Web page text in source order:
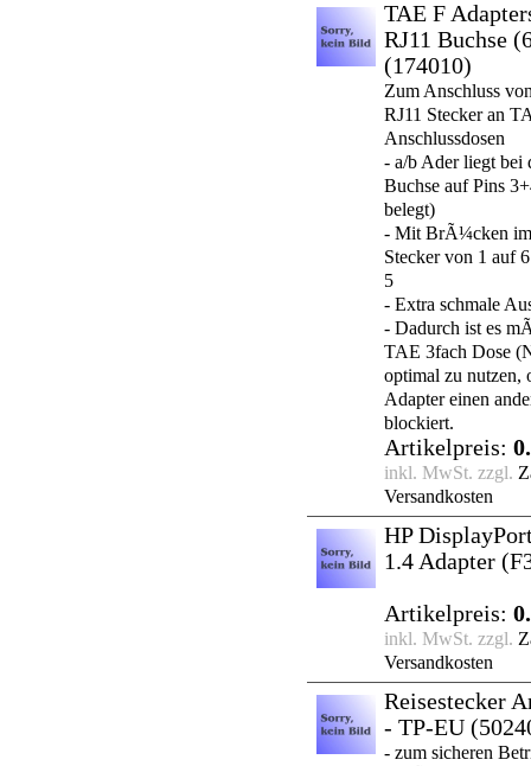
TAE F
RJ11 Buchse
(174010)
Zum Anschluss
RJ11 Stecker an
Anschlussdosen
- a/b Ader liegt bei
Buchse auf Pins
belegt)
- Mit BrÃ¼cken
Stecker von 1 auf
5
- Extra schmale
- Dadurch ist es
TAE 3fach Dose
optimal zu nutzen,
Adapter einen
blockiert.
Artikelpreis:
inkl. MwSt. zzgl.
Versandkosten
HP
1.4 Adapter
Artikelpreis:
inkl. MwSt. zzgl.
Versandkosten
Reisestecker
- TP-EU
- zum sicheren